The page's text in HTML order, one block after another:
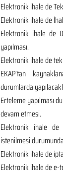
Elektronik ihale de
Elektronik ihale de
Elektronik ihale de
yapılması.
Elektronik ihale de
EKAP’tan
durumlarda
Erteleme yapılması
devam etmesi.
Elektronik ihale de
istenilmesi
Elektronik ihale de
Elektronik ihale de e-